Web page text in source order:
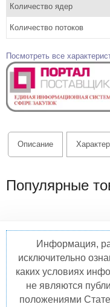
Количество ядер
Количество потоков
Посмотреть все
Описание
Популярные
Информация,
исключительно
каких условиях
не являются
положениями